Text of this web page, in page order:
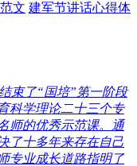
文 建军节讲话心得体
束了“国培”第一阶段
科学理论二十三个专
师的优秀示范课。通
了十多年来存在自己
专业成长道路指明了